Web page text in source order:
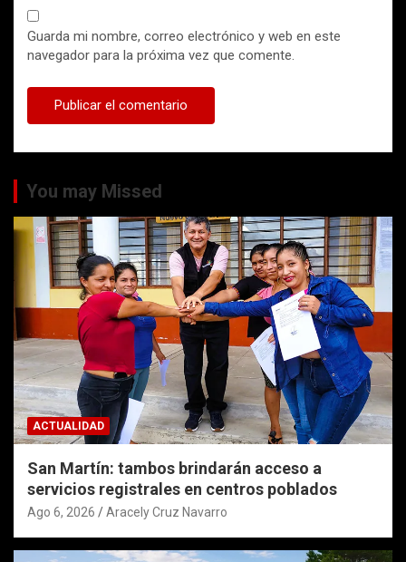
Guarda mi nombre, correo electrónico y web en este
navegador para la próxima vez que comente.
You may Missed
ACTUALIDAD
San Martín: tambos brindarán acceso a
servicios registrales en centros poblados
Ago 6, 2026 Aracely Cruz Navarro